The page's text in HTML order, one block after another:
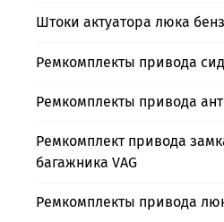
Штоки актуатора люка
Ремкомплекты привода
Ремкомплекты привода
Ремкомплект привода
багажника VAG
Ремкомплекты привода